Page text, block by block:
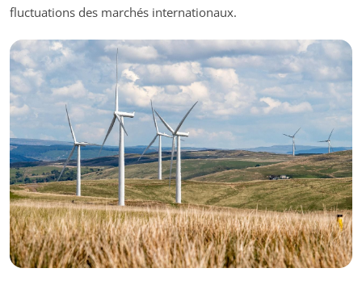
fluctuations des marchés internationaux.